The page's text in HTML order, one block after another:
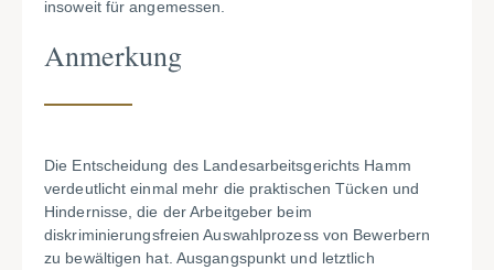
insoweit für angemessen.
Anmerkung
Die Entscheidung des Landesarbeitsgerichts Hamm
verdeutlicht einmal mehr die praktischen Tücken und
Hindernisse, die der Arbeitgeber beim
diskriminierungsfreien Auswahlprozess von Bewerbern
zu bewältigen hat. Ausgangspunkt und letztlich